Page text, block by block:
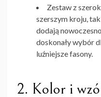
Zestaw z
szerszym kroju,
dodają
doskonały wybór
luźniejsze fasony.
2. Kolor i